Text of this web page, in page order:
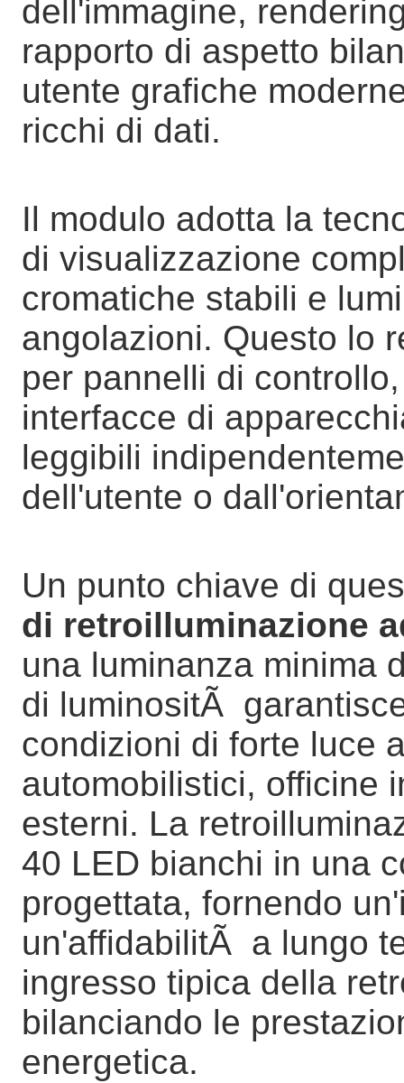
dell'immagine,
rapporto di aspetto
utente grafiche
ricchi di dati.
Il modulo adotta la
di visualizzazione
cromatiche stabili e
angolazioni. Questo lo
per pannelli di
interfacce di
leggibili
dell'utente o
Un punto chiave di
di retroilluminazione
una luminanza minima
di luminositÃ
condizioni di forte luce
automobilistici, officine
esterni. La
40 LED bianchi in una
progettata, fornendo
un'affidabilitÃ a lungo
ingresso tipica della
bilanciando le
energetica.